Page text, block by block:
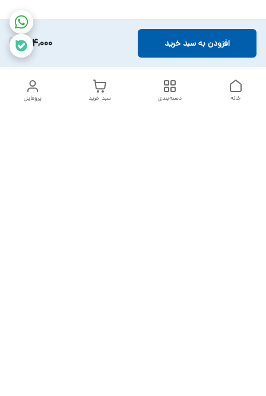
884,000 افزودن به سبد خرید
پروفایل سبد خرید دسته‌بندی خانه